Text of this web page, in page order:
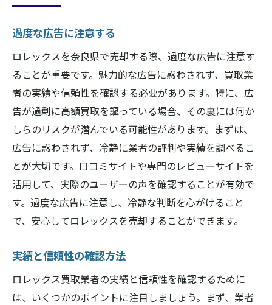
過度な広告に注意する
ロレックスを奈良県で売却する際、過度な広告に注意す
ることが重要です。魅力的な広告に惑わされず、買取業
者の実績や信頼性を確認する必要があります。特に、広
告が過剰に高額買取を謳っている場合、その裏には何か
しらのリスクが潜んでいる可能性があります。まずは、
広告に惑わされず、冷静に業者の評判や実績を調べるこ
とが大切です。口コミサイトや専門のレビューサイトを
活用して、実際のユーザーの声を確認することが有効で
す。過度な広告に注意し、冷静な判断を心がけること
で、安心してロレックスを売却することができます。
実績と信頼性の確認方法
ロレックス買取業者の実績と信頼性を確認するために
は、いくつかのポイントに注目しましょう。まず、業者